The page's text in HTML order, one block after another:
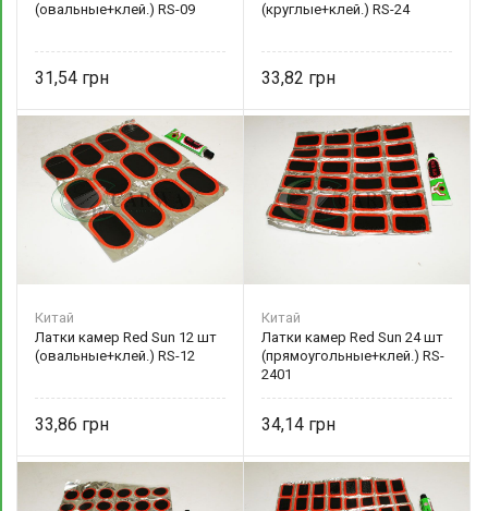
(овальные+клей.) RS-09
31,54
(круглые+клей.) RS-24
33,82
Китай
Латки камер Red Sun 12 шт
(овальные+клей.) RS-12
33,86
Китай
Латки камер Red Sun 24 шт
(прямоугольные+клей.) RS-
2401
34,14